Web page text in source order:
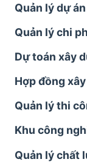
Quản lý dự án
Quản lý chi
Dự toán xây
Hợp đồng
Quản lý thi
Khu công
Quản lý chất